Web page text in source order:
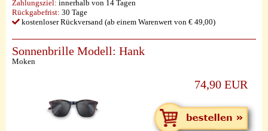
Zahlungsziel: innerhalb von 14 Tagen
Rückgabefrist: 30 Tage
kostenloser Rückversand (ab einem Warenwert von € 49,00)
Sonnenbrille Modell: Hank
Moken
74,90 EUR